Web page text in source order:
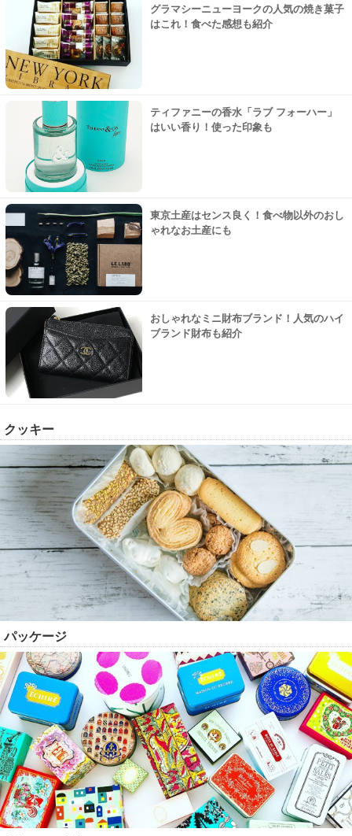
グラマシーニューヨークの人気の焼き菓子
はこれ！食べた感想も紹介
ティファニーの香水「ラブ フォーハー」
はいい香り！使った印象も
東京土産はセンス良く！食べ物以外のおし
ゃれなお土産にも
おしゃれなミニ財布ブランド！人気のハイ
ブランド財布も紹介
クッキー
パッケージ